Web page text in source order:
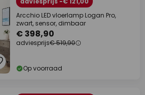
Arcchio LED vloerlamp Logan Pro,
zwart, sensor, dimbaar
€ 398,90
adviesprijs€ 519,90
Op voorraad